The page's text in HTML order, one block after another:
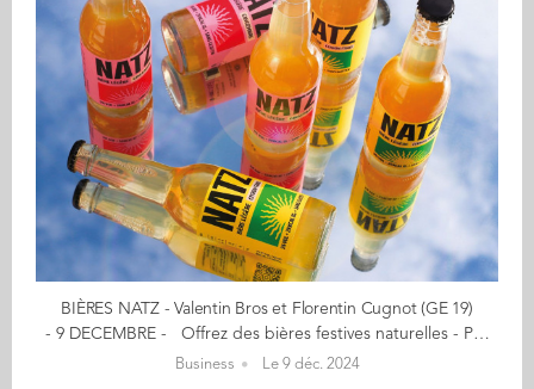
BIÈRES NATZ - Valentin Bros et Florentin Cugnot (GE 19)
- 9 DECEMBRE - Offrez des bières festives naturelles - Peu sucrées et totalement innovantes - 20% de remise sur notre site avec le code : AUDENCIA20 Bières citron vert, gingembre, Mexican-style lager ! Nous proposons avec NATZ des bières au gout léger, désaltérantes, en toute simplicité ! Notre promesse est d'offrir enfin une alternative naturelle et peu sucrée à Desperados, Corona... Le début de notre aventure… Notre premier projet n'était pas dans l'univers de la bière... mais du vin avec le projet Millésime Audencia et la première cuvée de promo Audencia 2018. Un projet soutenu par la Fondation de l'école et dont l'ensemble des bénéfices permettaient de soutenir les projets entreprenariaux et culturels au sein de l'école. Nous avons ensuite voulu créer une marque pour diffuser notre vision de la convivialité et du partage...c'est comme ça que Natz est né ! En savoir plus : drinknatz.com Contact : florentin@drinknatz.com (Re)Découvrez votre CALENDRIER DE L'AVENT ici
Business Le 9 déc. 2024